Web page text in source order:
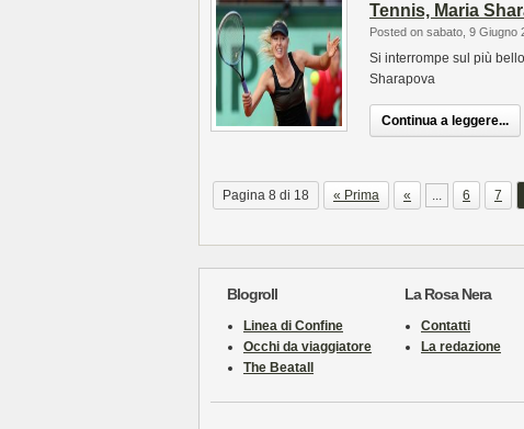
Tennis, Maria
Posted on sabato, 9 Giugno
Si interrompe sul più
Sharapova
Continua a leggere...
Pagina 8 di 18 « Prima « ... 6 7
Blogroll
Linea di Confine
Occhi da viaggiatore
The Beatall
La Rosa Nera
Contatti
La redazione